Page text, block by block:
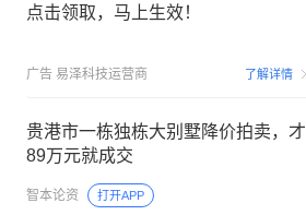
点击领取，马上生效！
广告 易泽科技运营商 了解详情
贵港市一栋独栋大别墅降价拍卖，才
89万元就成交
智本论资 打开APP